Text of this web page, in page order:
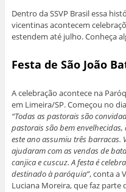
Dentro da SSVP Brasil essa
vicentinas acontecem
estendem até julho. Conheça
Festa de São João
A celebração acontece na
em Limeira/SP. Começou no
“Todas as pastorais são
pastorais são bem
este ano assumiu três barracas.
ajudaram com as vendas de
canjica e cuscuz. A festa é
destinado à paróquia”, conta a
Luciana Moreira, que faz parte